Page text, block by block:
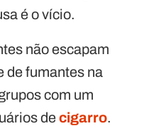
é o vício.
não escapam
de fumantes na
com um
decigarro.